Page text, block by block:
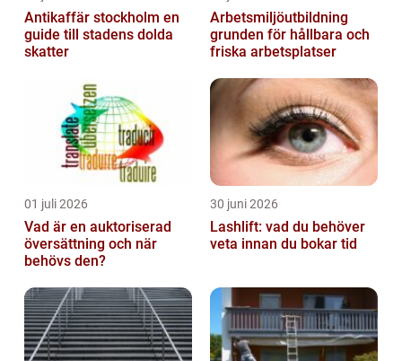
Antikaffär stockholm en
guide till stadens dolda
skatter
Arbetsmiljöutbildning
grunden för hållbara och
friska arbetsplatser
01 juli 2026
Vad är en auktoriserad
översättning och när
behövs den?
30 juni 2026
Lashlift: vad du behöver
veta innan du bokar tid